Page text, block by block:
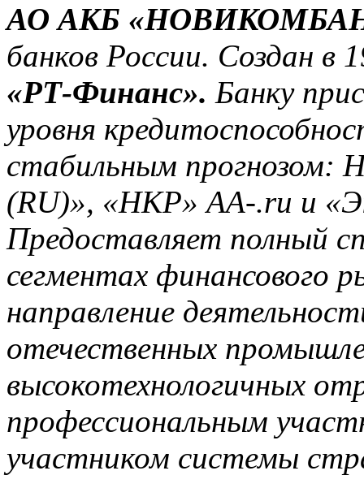
АО АКБ
банков России. Создан в
«РТ-Финанс». Банку
уровня
стабильным
(RU)», «НКР» АА-.ru и
Предоставляет полный
сегментах финансового
направление
отечественных
высокотехнологичных
профессиональным
участником системы